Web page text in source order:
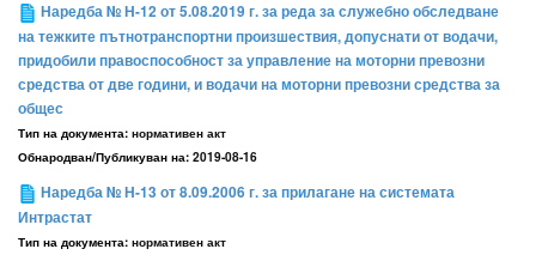
Наредба № Н-12 от 5.08.2019 г. за реда за служебно обследване
на тежките пътнотранспортни произшествия, допуснати от водачи,
придобили правоспособност за управление на моторни превозни
средства от две години, и водачи на моторни превозни средства за
общес
Тип на документа: нормативен акт
Обнародван/Публикуван на: 2019-08-16
Наредба № Н-13 от 8.09.2006 г. за прилагане на системата
Интрастат
Тип на документа: нормативен акт